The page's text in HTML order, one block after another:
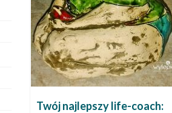
Twój najlepszy life-coach: